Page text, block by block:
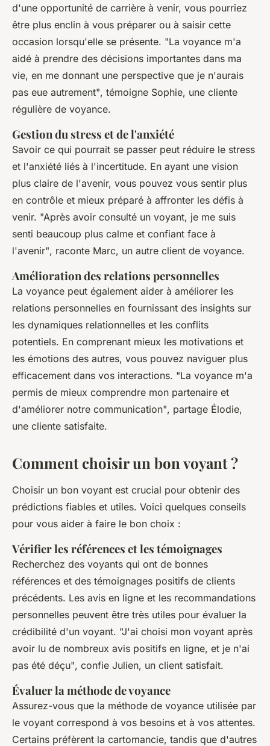
d'une opportunité de carrière à venir, vous pourriez
être plus enclin à vous préparer ou à saisir cette
occasion lorsqu'elle se présente. "La voyance m'a
aidé à prendre des décisions importantes dans ma
vie, en me donnant une perspective que je n'aurais
pas eue autrement", témoigne Sophie, une cliente
régulière de voyance.
Gestion du stress et de l'anxiété
Savoir ce qui pourrait se passer peut réduire le stress
et l'anxiété liés à l'incertitude. En ayant une vision
plus claire de l'avenir, vous pouvez vous sentir plus
en contrôle et mieux préparé à affronter les défis à
venir. "Après avoir consulté un voyant, je me suis
senti beaucoup plus calme et confiant face à
l'avenir", raconte Marc, un autre client de voyance.
Amélioration des relations personnelles
La voyance peut également aider à améliorer les
relations personnelles en fournissant des insights sur
les dynamiques relationnelles et les conflits
potentiels. En comprenant mieux les motivations et
les émotions des autres, vous pouvez naviguer plus
efficacement dans vos interactions. "La voyance m'a
permis de mieux comprendre mon partenaire et
d'améliorer notre communication", partage Élodie,
une cliente satisfaite.
Comment choisir un bon voyant ?
Choisir un bon voyant est crucial pour obtenir des
prédictions fiables et utiles. Voici quelques conseils
pour vous aider à faire le bon choix :
Vérifier les références et les témoignages
Recherchez des voyants qui ont de bonnes
références et des témoignages positifs de clients
précédents. Les avis en ligne et les recommandations
personnelles peuvent être très utiles pour évaluer la
crédibilité d'un voyant. "J'ai choisi mon voyant après
avoir lu de nombreux avis positifs en ligne, et je n'ai
pas été déçu", confie Julien, un client satisfait.
Évaluer la méthode de voyance
Assurez-vous que la méthode de voyance utilisée par
le voyant correspond à vos besoins et à vos attentes.
Certains préfèrent la cartomancie, tandis que d'autres